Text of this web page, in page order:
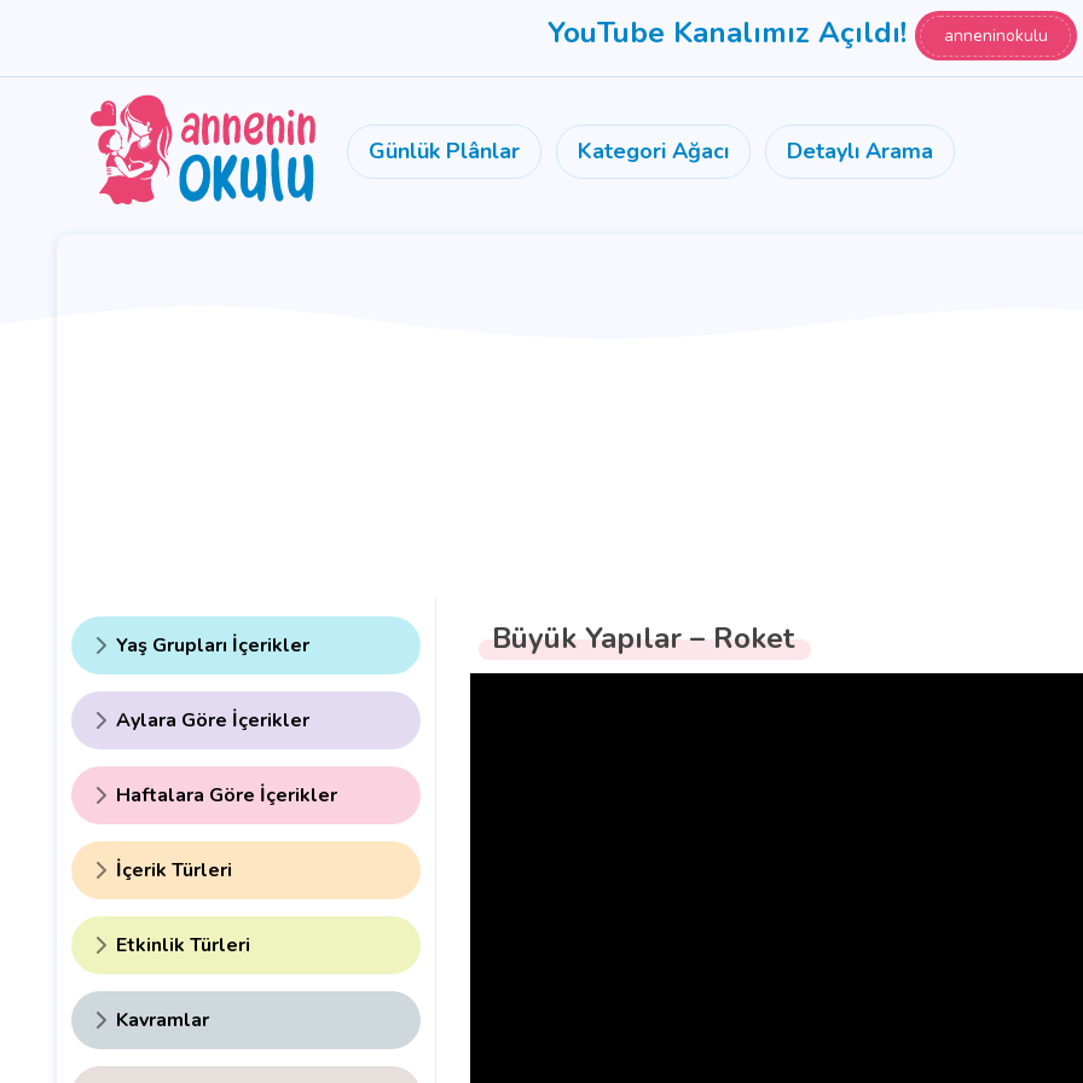
YouTube Kanalımız Açıldı! anneninokulu
Günlük Plânlar Kategori Ağacı Detaylı Arama
Yaş Grupları İçerikler
Aylara Göre İçerikler
Haftalara Göre İçerikler
İçerik Türleri
Etkinlik Türleri
Kavramlar
Büyük Yapılar – Roket